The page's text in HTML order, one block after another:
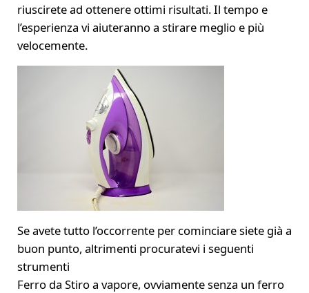
riuscirete ad ottenere ottimi risultati. Il tempo e
l’esperienza vi aiuteranno a stirare meglio e più
velocemente.
Se avete tutto l’occorrente per cominciare siete già a
buon punto, altrimenti procuratevi i seguenti
strumenti
Ferro da Stiro a vapore, ovviamente senza un ferro